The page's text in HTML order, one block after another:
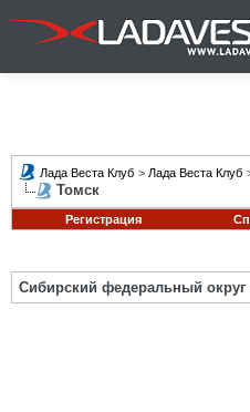
Лада Веста Клуб > Лада Веста Клуб
Томск
Регистрация
Сибирский федеральный округ